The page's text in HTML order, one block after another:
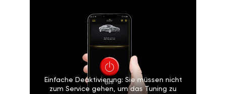
Einfache Deaktivierung: Sie müssen nicht
zum Service gehen, um das Tuning zu